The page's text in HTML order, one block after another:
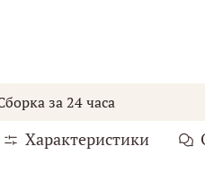
за 24 часа
Характеристики